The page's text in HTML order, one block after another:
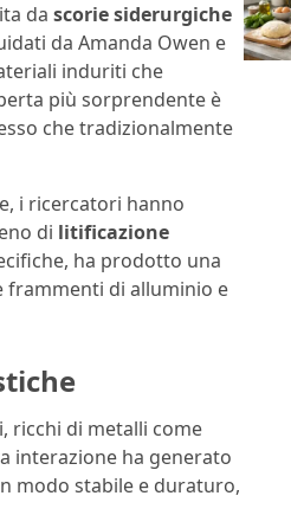
da scorie siderurgiche
da Amanda Owen e
induriti che
più sorprendente è
che tradizionalmente
i ricercatori hanno
di litificazione
ha prodotto una
frammenti di alluminio e
ricchi di metalli come
interazione ha generato
modo stabile e duraturo,